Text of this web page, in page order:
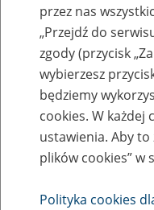
Zasady
nienależnie
May
2013
przez nas
„Przejdź do
zgody (przycisk
wybierzesz
będziemy
cookies. W każdej
ustawienia. Aby
plików cookies” w
Polityka cookies